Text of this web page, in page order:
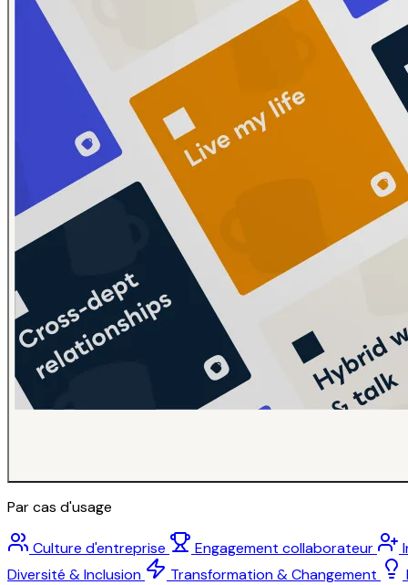
Par cas d'usage
Culture d'entreprise Engagement collaborateur
Diversité & Inclusion
Transformation & Changement